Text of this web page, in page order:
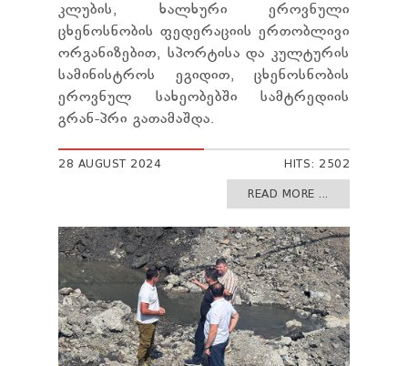
კლუბის, ხალხური ეროვნული
ცხენოსნობის ფედერაციის ერთობლივი
ორგანიზებით, სპორტისა და კულტურის
სამინისტროს ეგიდით, ცხენოსნობის
ეროვნულ სახეობებში სამტრედიის
გრან-პრი გათამაშდა.
28 AUGUST 2024 HITS: 2502
READ MORE ...